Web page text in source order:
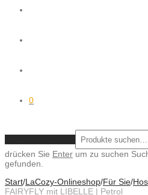
0
drücken Sie Enter um zu suchen
gefunden.
Start/LaCozy-Onlineshop/Für Sie/
FAIRYFLY mit LIBELLE | Petrol